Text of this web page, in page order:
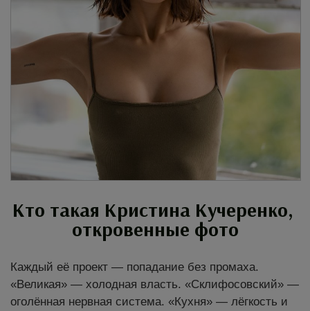
Кто такая Кристина Кучеренко,
откровенные фото
Каждый её проект — попадание без промаха.
«Великая» — холодная власть. «Склифосовский» —
оголённая нервная система. «Кухня» — лёгкость и